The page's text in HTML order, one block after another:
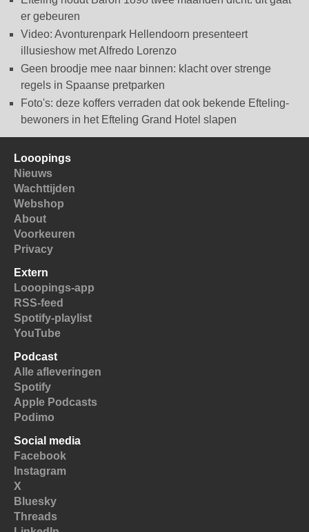
er gebeuren
Video: Avonturenpark Hellendoorn presenteert
illusieshow met Alfredo Lorenzo
Geen broodje mee naar binnen: klacht over strenge
regels in Spaanse pretparken
Foto's: deze koffers verraden dat ook bekende Efteling-
bewoners in het Efteling Grand Hotel slapen
Looopings
Nieuws
Wachttijden
Webshop
About
Voorkeuren
Privacy
Extern
Looopings-app
RSS-feed
Spotify-playlist
YouTube
Podcast
Alle afleveringen
Spotify
Apple Podcasts
Podimo
Social media
Facebook
Instagram
X
Bluesky
Threads